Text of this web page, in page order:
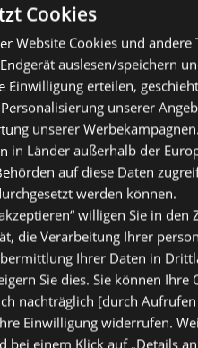
NEWSLETTER ANMELDEN
Cookies
Website Cookies und
auslesen/speichern
Einwilligung erteilen,
unserer
unserer
in Länder außerhalb der
auf diese Daten
werden können.
willigen Sie in
die Verarbeitung Ihrer
Ihrer Daten in
Sie dies. Sie können
nachträglich [durch
Einwilligung widerrufen.
bei einem Klick auf „Details